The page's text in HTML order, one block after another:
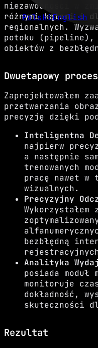
PolskiEnglish
niezawodności w
różnymi kątami i
regionalnych.
potoku (pipeline),
obiektów z
Dwuetapowy proces
Zaprojektowałem
przetwarzania
precyzję dzięki
Inteligentna
najpierw
a następnie
trenowanych
pracę nawet w
wizualnych.
Precyzyjny
Wykorzystałem
bezbłędną
Analityka
posiada
monitoruje
dokładność,
skuteczności
Rezultat